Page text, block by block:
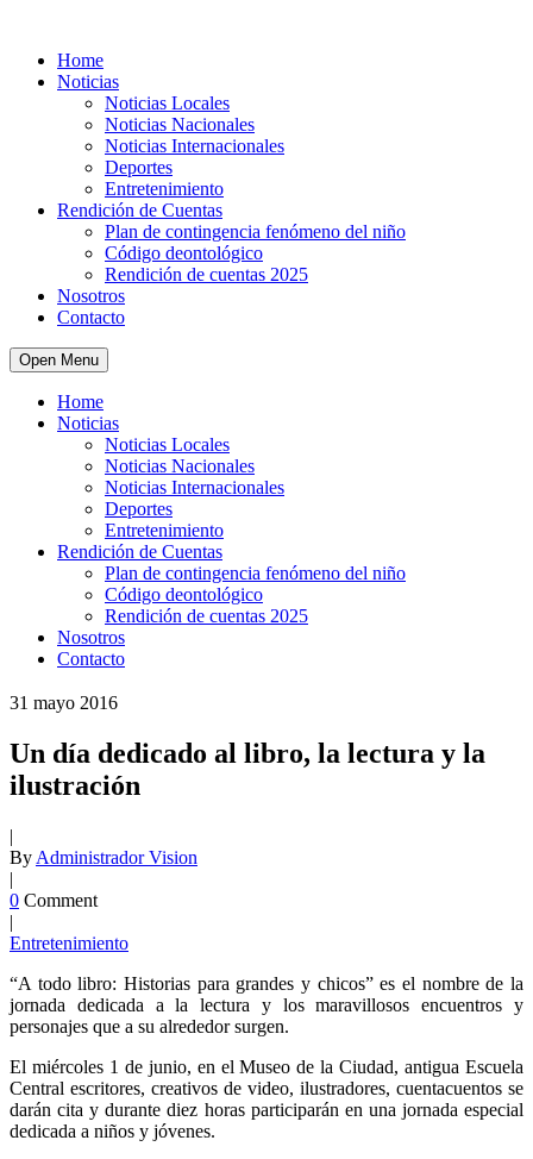
Home
Noticias
Noticias Locales
Noticias Nacionales
Noticias Internacionales
Deportes
Entretenimiento
Rendición de Cuentas
Plan de contingencia fenómeno del niño
Código deontológico
Rendición de cuentas 2025
Nosotros
Contacto
Open Menu
Home
Noticias
Noticias Locales
Noticias Nacionales
Noticias Internacionales
Deportes
Entretenimiento
Rendición de Cuentas
Plan de contingencia fenómeno del niño
Código deontológico
Rendición de cuentas 2025
Nosotros
Contacto
31 mayo 2016
Un día dedicado al libro, la lectura y la
ilustración
|
By Administrador Vision
|
0 Comment
|
Entretenimiento
“A todo libro: Historias para grandes y chicos” es el nombre de la
jornada dedicada a la lectura y los maravillosos encuentros y
personajes que a su alrededor surgen.
El miércoles 1 de junio, en el Museo de la Ciudad, antigua Escuela
Central escritores, creativos de video, ilustradores, cuentacuentos se
darán cita y durante diez horas participarán en una jornada especial
dedicada a niños y jóvenes.